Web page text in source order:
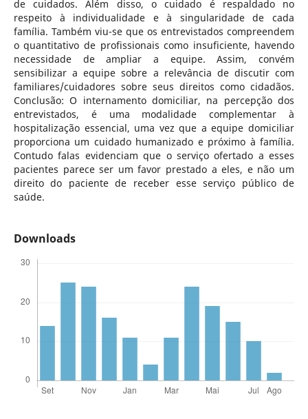
de cuidados. Além disso, o cuidado é respaldado no
respeito à individualidade e à singularidade de cada
família. Também viu-se que os entrevistados compreendem
o quantitativo de profissionais como insuficiente, havendo
necessidade de ampliar a equipe. Assim, convém
sensibilizar a equipe sobre a relevância de discutir com
familiares/cuidadores sobre seus direitos como cidadãos.
Conclusão: O internamento domiciliar, na percepção dos
entrevistados, é uma modalidade complementar à
hospitalização essencial, uma vez que a equipe domiciliar
proporciona um cuidado humanizado e próximo à família.
Contudo falas evidenciam que o serviço ofertado a esses
pacientes parece ser um favor prestado a eles, e não um
direito do paciente de receber esse serviço público de
saúde.
Downloads